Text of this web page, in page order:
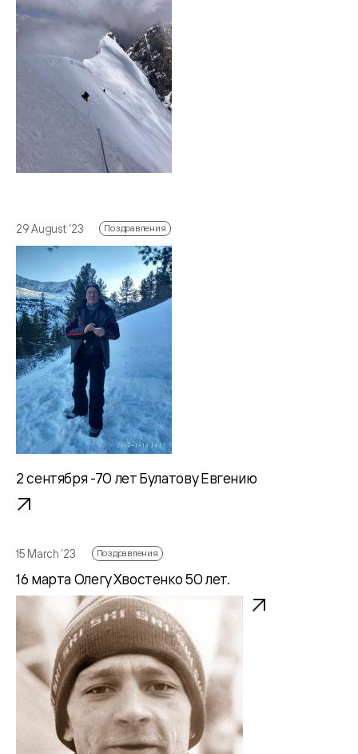
29 August ‘23 Поздравления
2 сентября -70 лет Булатову Евгению
15 March ‘23 Поздравления
16 марта Олегу Хвостенко 50 лет.